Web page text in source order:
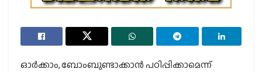
ഓർക്കാം, ബോംബുണ്ടാക്കാന്‍ പഠിപ്പിക്കാമെന്ന്